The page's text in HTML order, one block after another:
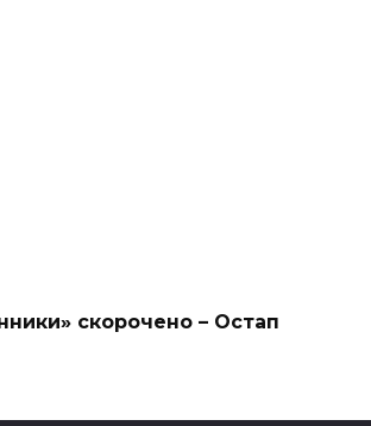
скорочено – Остап